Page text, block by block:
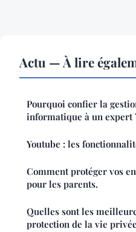
Actu — À lire
Pourquoi confier la
informatique à un expert
Youtube : les
Comment protéger vos
pour les parents.
Quelles sont les
protection de la vie